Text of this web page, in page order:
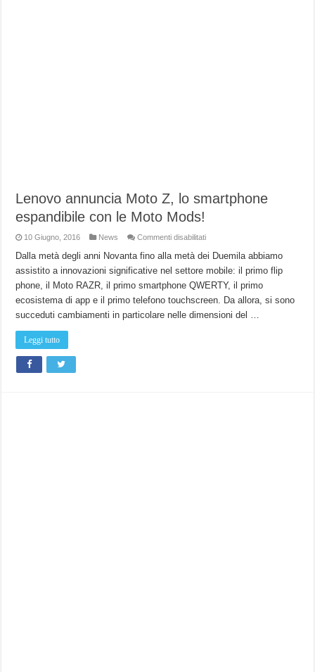
Lenovo annuncia Moto Z, lo smartphone
espandibile con le Moto Mods!
10 Giugno, 2016 News Commenti disabilitatisu
annuncia
Z,
smartphone
espandibile
con
le
Dalla metà degli anni Novanta fino alla metà dei Duemila abbiamo
assistito a innovazioni significative nel settore mobile: il primo flip
phone, il Moto RAZR, il primo smartphone QWERTY, il primo
ecosistema di app e il primo telefono touchscreen. Da allora, si sono
succeduti cambiamenti in particolare nelle dimensioni del …
Leggi tutto